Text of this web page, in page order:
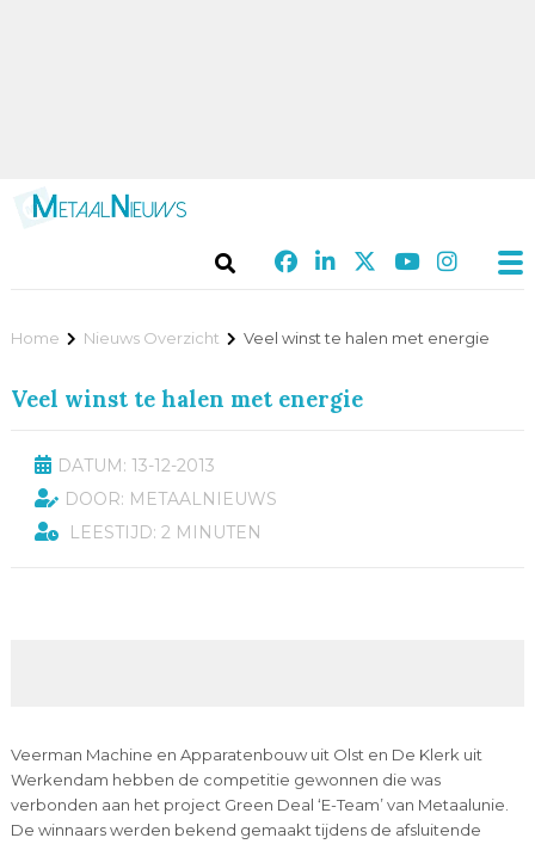
Home Nieuws Overzicht Veel winst te halen met energie
Veel winst te halen met energie
DATUM: 13-12-2013
DOOR: METAALNIEUWS
LEESTIJD: 2 MINUTEN
Veerman Machine en Apparatenbouw uit Olst en De Klerk uit
Werkendam hebben de competitie gewonnen die was
verbonden aan het project Green Deal ‘E-Team’ van Metaalunie.
De winnaars werden bekend gemaakt tijdens de afsluitende